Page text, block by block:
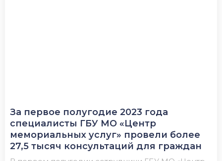
За первое полугодие 2023 года
специалисты ГБУ МО «Центр
мемориальных услуг» провели более
27,5 тысяч консультаций для граждан